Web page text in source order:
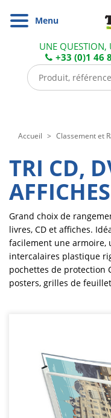
UNE QUESTION,
+33 (0)1 46
Navigation
Menu
Accueil Classement et
TRI CD,
AFFICHES
Grand choix de
livres, CD et affiches.
facilement une armoire,
intercalaires plastique
pochettes de protection
posters, grilles de